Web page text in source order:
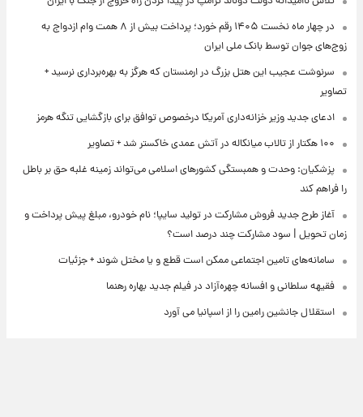
در چهار ماه نخست ۱۴۰۵ رقم خورد؛ پرداخت بیش از ۸ همت وام ازدواج به
زوج‌های جوان توسط بانک ملی ایران
سرنوشت عجیب این هتل بزرگ در ارمنستان که هرگز به بهره‌برداری نرسید +
تصاویر
ادعای جدید وزیر خزانه‌داری آمریکا درخصوص توافق برای بازگشایی تنگه هرمز
۱۰۰ هکتار از تالاب میانکاله در آتش عمدی خاکستر شد + تصاویر
پزشکیان: وحدت و همبستگی کشورهای اسلامی می‌تواند زمینه غلبه حق بر باطل
را فراهم کند
آغاز طرح جدید فروش مشارکت در تولید سایپا؛ نام خودرو، مبلغ پیش پرداخت و
زمان تحویل | سود مشارکت چند درصد است؟
سامانه‌های تامین اجتماعی ممکن است قطع و یا مختل شوند + جزئیات
فقیهه سلطانی و افسانه چهره‌آزاد در فیلم جدید بهاره رهنما
استقلال جانشین رامین را از اسپانیا می آورد